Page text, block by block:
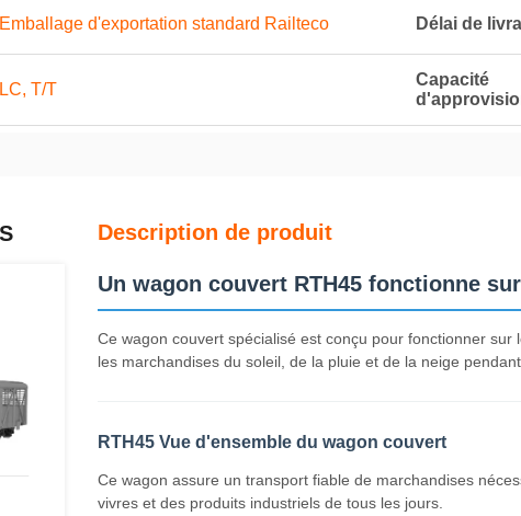
Emballage d'exportation standard Railteco Délai de
LC, T/T
Capacité
Description de produit
Un wagon couvert RTH45 fonctionne
Ce wagon couvert spécialisé est conçu pour fonctionner
les marchandises du soleil, de la pluie et de la neige
RTH45 Vue d'ensemble du wagon couvert
Ce wagon assure un transport fiable de marchandises
vivres et des produits industriels de tous les jours.